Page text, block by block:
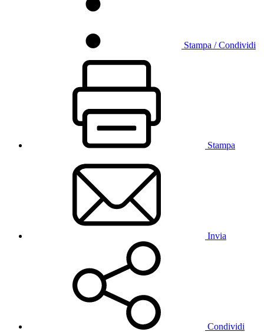
Stampa / Condividi
Stampa
Invia
Condividi